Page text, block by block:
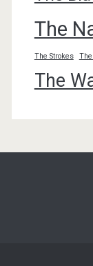
The
The Strokes
The